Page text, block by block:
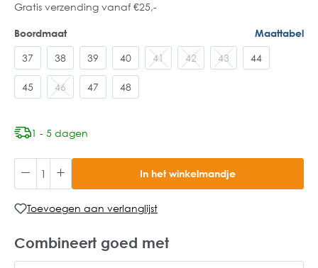
Gratis verzending vanaf €25,-
Boordmaat Maattabel
37 38 39 40 41 42 43 44
45 46 47 48
1 - 5 dagen
In het winkelmandje
Toevoegen aan verlanglijst
Combineert goed met